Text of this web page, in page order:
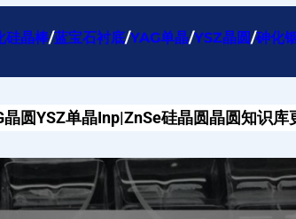
硅晶棒/蓝宝石衬底/YAG单晶/YSZ晶圆/砷化
晶圆YSZ单晶Inp|ZnSe硅晶圆晶圆知识库